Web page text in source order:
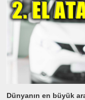
Dünyanın en büyük